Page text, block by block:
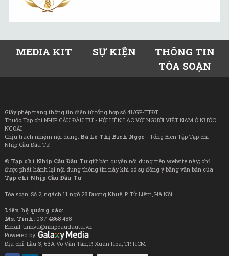
MEDIA KIT SỰ KIỆN
THÔNG TIN
TÒA SOẠN
Giấy phép trang thông tin điện tử tổng hợp số 41/GP-TTĐT
Thuộc Tạp chí NHỊP CẦU ĐẦU TƯ - HỘI LIÊN LẠC VỚI NGƯỜI VIỆT NAM Ở NƯỚC
NGOÀI
Chịu trách nhiệm nội dung: Bà Lê Thị Bích Ngọc - Tổng Biên Tập Tạp chí
Nhịp Cầu Đầu Tư
© Tạp chí Nhịp Cầu Đầu Tưgiữ bản quyền nội dung trên website này; chỉ
được phát hành lại nội dung thông tin này khi có sự đồng ý bằng văn bản của
Tạp chí Nhịp Cầu Đầu Tư
Tòa soạn: Số 2, ngách 11 ngõ 28 Dương Khuê, P. Từ Liêm, Hà Nội
Liên hệ quảng cáo:
Ms. Tình: 037 4868 488
Email: tinhvu@nhipcaudautu.vn
Powered by:
Địa chỉ: Lầu 3, 63A Võ Văn Tần, P. Xuân Hòa, TP. HCM